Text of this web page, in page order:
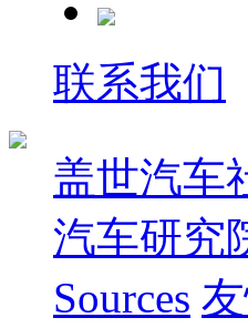
联系我们
盖世汽车
汽车研究
Sources